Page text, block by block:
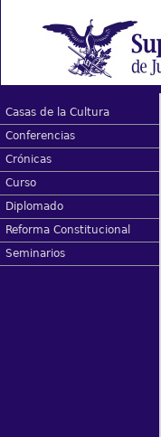
Casas de la Cultura
Conferencias
Crónicas
Curso
Diplomado
Reforma Constitucional
Seminarios